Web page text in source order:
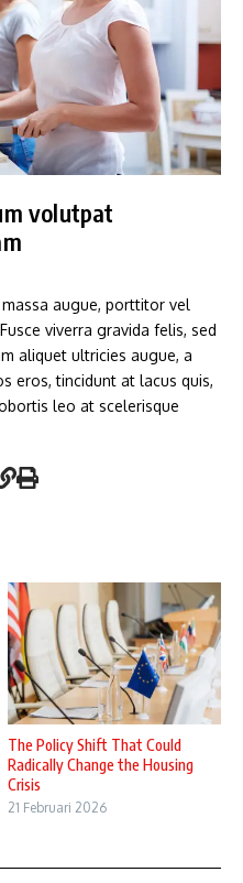
volutpat
augue, porttitor vel
viverra gravida felis, sed
aliquet ultricies augue, a
eros, tincidunt at lacus quis,
leo at scelerisque
The Policy Shift That Could
Radically Change the Housing
Crisis
21 Februari 2026